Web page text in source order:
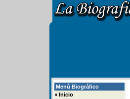
Menú Biográfico
» Inicio